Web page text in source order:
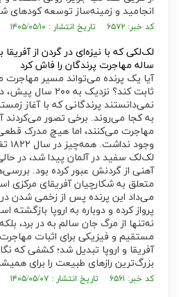
انجامید و زمینه‌ساز توسعه کود‌های
کد خبر: ۶۵۷۲ تاریخ انتشار : ۱۴۰۵/۰۵/۱۰
ساله مهاجرت پرندگان را فاش کرد
آیا یک پرنده می‌تواند مسیر مهاجرت
ثابت کند؟ نزدیک به
نمی‌دانستند پرندگانی که با آغاز
به کجا می‌روند. برخی تصور می‌کردند
مهاجرت می‌کنند، اما هیچ مدرک
لک‌لک سفید در آلمان پیدا شد، در
آهنی از گردنش عبور کرده بود.
متعلق به شکارچیان آفریقای
می‌داد این پرنده پس از زخمی شدن در
پرواز کرده و دوباره به اروپا بازگشته
نه‌تنها از مرگ جان سالم به در برد،
مستقیم و فیزیکی برای اثبات
آفریقا و اروپا تبدیل شد؛ کشفی که
بزرگ‌ترین رازهای طبیعت را برای
کد خبر: ۶۵۶۱ تاریخ انتشار : ۱۴۰۵/۰۵/۰۷